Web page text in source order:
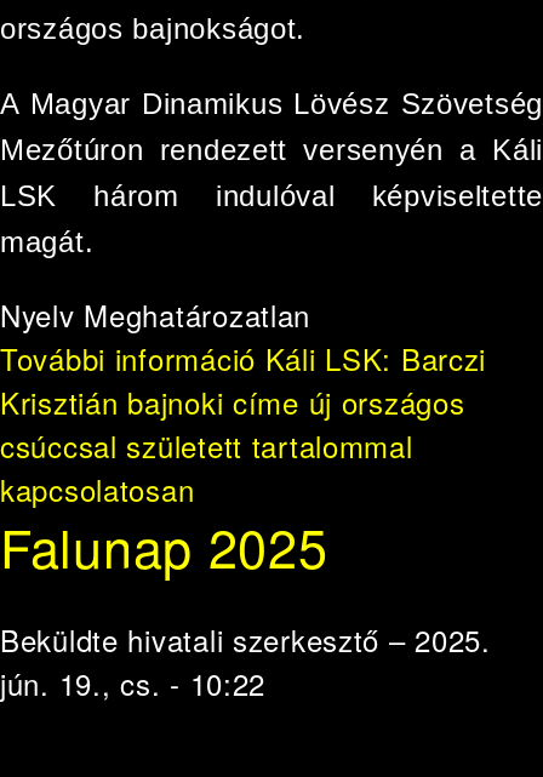
országos bajnokságot.
A Magyar Dinamikus Lövész Szövetség
Mezőtúron rendezett versenyén a Káli
LSK három indulóval képviseltette
magát.
Nyelv Meghatározatlan
További információ Káli LSK: Barczi
Krisztián bajnoki címe új országos
csúccsal született tartalommal
kapcsolatosan
Falunap 2025
Beküldte hivatali szerkesztő – 2025.
jún. 19., cs. - 10:22